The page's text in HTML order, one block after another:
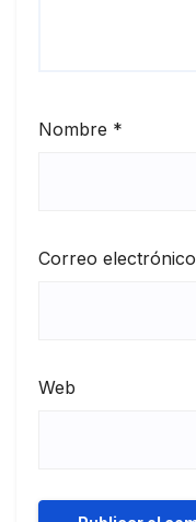
Nombre *
Correo electrónico
Web